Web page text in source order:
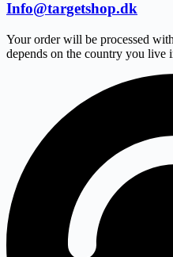
Info@targetshop.dk
Your order will be processed
depends on the country you live